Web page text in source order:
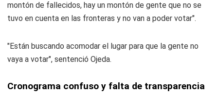
montón de fallecidos, hay un montón de gente que no se
tuvo en cuenta en las fronteras y no van a poder votar".
"Están buscando acomodar el lugar para que la gente no
vaya a votar", sentenció Ojeda.
Cronograma confuso y falta de transparencia